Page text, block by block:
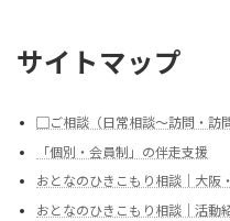
サイトマップ
▢ご相談（日常相談～訪問・訪
「個別・会員制」の伴走支援
おとなのひきこもり相談｜大阪
おとなのひきこもり相談｜活動